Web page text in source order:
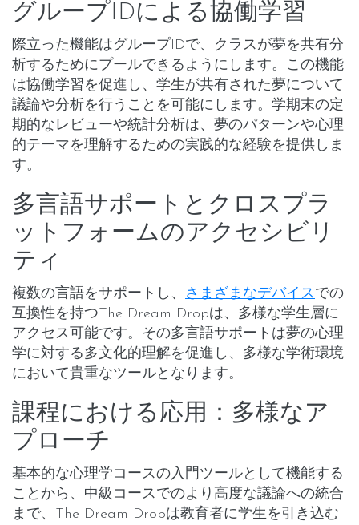
グループIDによる協働学習
際立った機能はグループIDで、クラスが夢を共有分
析するためにプールできるようにします。この機能
は協働学習を促進し、学生が共有された夢について
議論や分析を行うことを可能にします。学期末の定
期的なレビューや統計分析は、夢のパターンや心理
的テーマを理解するための実践的な経験を提供しま
す。
多言語サポートとクロスプラ
ットフォームのアクセシビリ
ティ
複数の言語をサポートし、 さまざまなデバイスでの
互換性を持つThe Dream Dropは、多様な学生層に
アクセス可能です。その多言語サポートは夢の心理
学に対する多文化的理解を促進し、多様な学術環境
において貴重なツールとなります。
課程における応用：多様なア
プローチ
基本的な心理学コースの入門ツールとして機能する
ことから、中級コースでのより高度な議論への統合
まで、The Dream Dropは教育者に学生を引き込む